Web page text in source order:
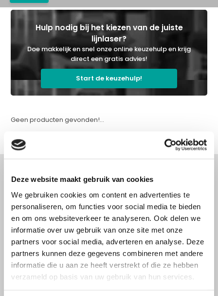
Deze website maakt gebruik van cookies
We gebruiken cookies om content en advertenties te
personaliseren, om functies voor social media te bieden
en om ons websiteverkeer te analyseren. Ook delen we
informatie over uw gebruik van onze site met onze
partners voor social media, adverteren en analyse. Deze
partners kunnen deze gegevens combineren met andere
informatie die u aan ze heeft verstrekt of die ze hebben
verzameld op basis van uw gebruik van hun services.
Hulp nodig bij het kiezen van de juiste
lijnlaser?
Doe makkelijk en snel onze online keuzehulp en krijg
direct een gratis advies!
Start de keuzehulp!
Geen producten gevonden!...
Advies nodig?
Doe onze online keuzehulp of bel direct
met een specialist!
Doe onze online keuzehulp